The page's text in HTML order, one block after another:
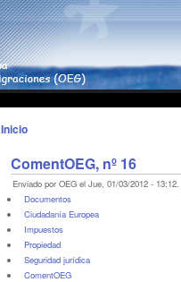
Inicio
ComentOEG, nº 16
Enviado por OEG el Jue, 01/03/2012 - 13:12.
Documentos
Ciudadanía Europea
Impuestos
Propiedad
Seguridad jurídica
ComentOEG